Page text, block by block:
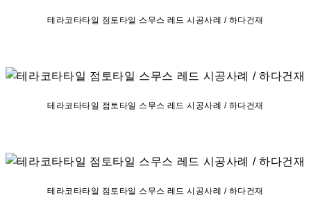
테라코타타일 점토타일 스무스 레드 시공사례 / 하다건재
테라코타타일 점토타일 스무스 레드 시공사례 / 하다건재
테라코타타일 점토타일 스무스 레드 시공사례 / 하다건재